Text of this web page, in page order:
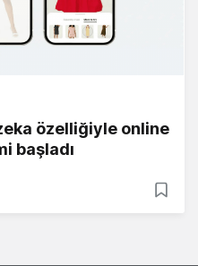
özelliğiyle online
başladı